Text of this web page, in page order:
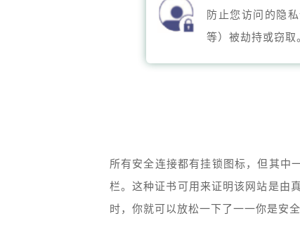
防止您访问的隐
等）被劫持或窃取
所有安全连接都有挂锁图标，但其中
栏。这种证书可用来证明该网站是由
时，你就可以放松一下了一一你是安